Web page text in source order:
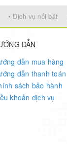
• Dịch vụ nổi bật
DẪN
dẫn mua hàng
dẫn thanh toán
sách bảo hành
khoản dịch vụ